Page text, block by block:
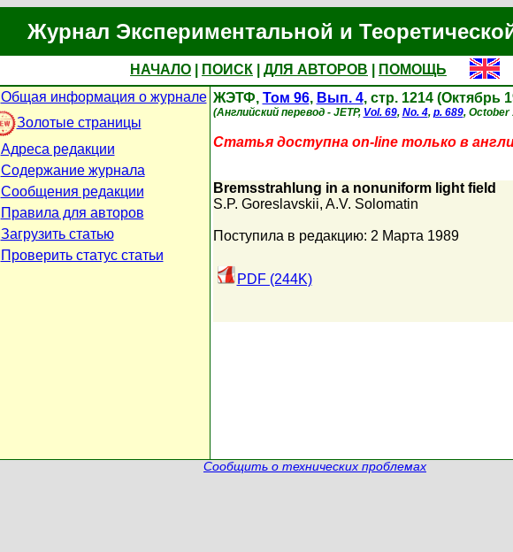
Журнал Экспериментальной и
НАЧАЛО ПОИСК ДЛЯ АВТОРОВ
ПОМОЩЬ
Общая информация о журнале
Золотые страницы
Адреса редакции
Содержание журнала
Сообщения редакции
Правила для авторов
Загрузить статью
Проверить статус статьи
ЖЭТФ, Том 96, Вып. 4, стр. 1214 (Октябрь
(Английский перевод - JETP, Vol. 69, No. 4, p. 689, October
Статья доступна on-line только в
Bremsstrahlung in a nonuniform light field
S.P. Goreslavskii, A.V. Solomatin
Поступила в редакцию: 2 Марта 1989
PDF (244K)
Сообщить о технических проблемах